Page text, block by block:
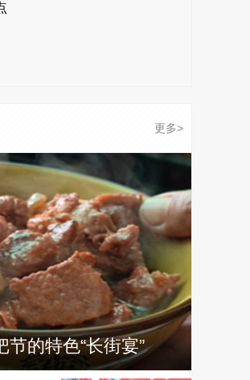
更多>
的特色“长街宴”